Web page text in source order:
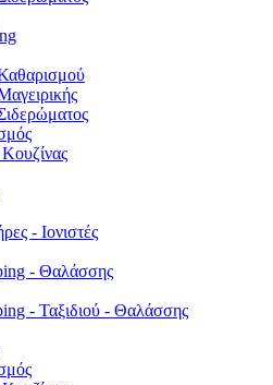
- Ιονιστές
- Θαλάσσης
- Ταξιδιού - Θαλάσσης